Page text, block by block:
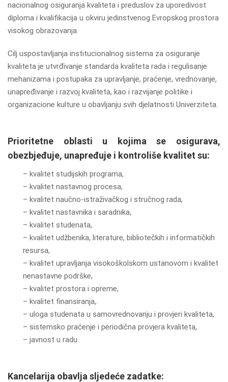
nacionalnog osiguranja kvaliteta i preduslov za uporedivost
diploma i kvalifikacija u okviru jedinstvenog Evropskog prostora
visokog obrazovanja.
Cilj uspostavljanja institucionalnog sistema za osiguranje
kvaliteta je utvrđivanje standarda kvaliteta rada i regulisanje
mehanizama i postupaka za upravljanje, praćenje, vrednovanje,
unapređivanje i razvoj kvaliteta, kao i razvijanje politike i
organizacione kulture u obavljanju svih djelatnosti Univerziteta.
Prioritetne oblasti u kojima se osigurava,
obezbjeđuje, unapređuje i kontroliše kvalitet su:
– kvalitet studijskih programa,
– kvalitet nastavnog procesa,
– kvalitet naučno-istraživačkog i stručnog rada,
– kvalitet nastavnika i saradnika,
– kvalitet studenata,
– kvalitet udžbenika, literature, bibliotečkih i informatičkih
resursa,
– kvalitet upravljanja visokoškolskom ustanovom i kvalitet
nenastavne podrške,
– kvalitet prostora i opreme,
– kvalitet finansiranja,.
– uloga studenata u samovrednovanju i provjeri kvaliteta,
– sistemsko praćenje i periodična provjera kvaliteta,
– javnost u radu.
Kancelarija obavlja sljedeće zadatke: